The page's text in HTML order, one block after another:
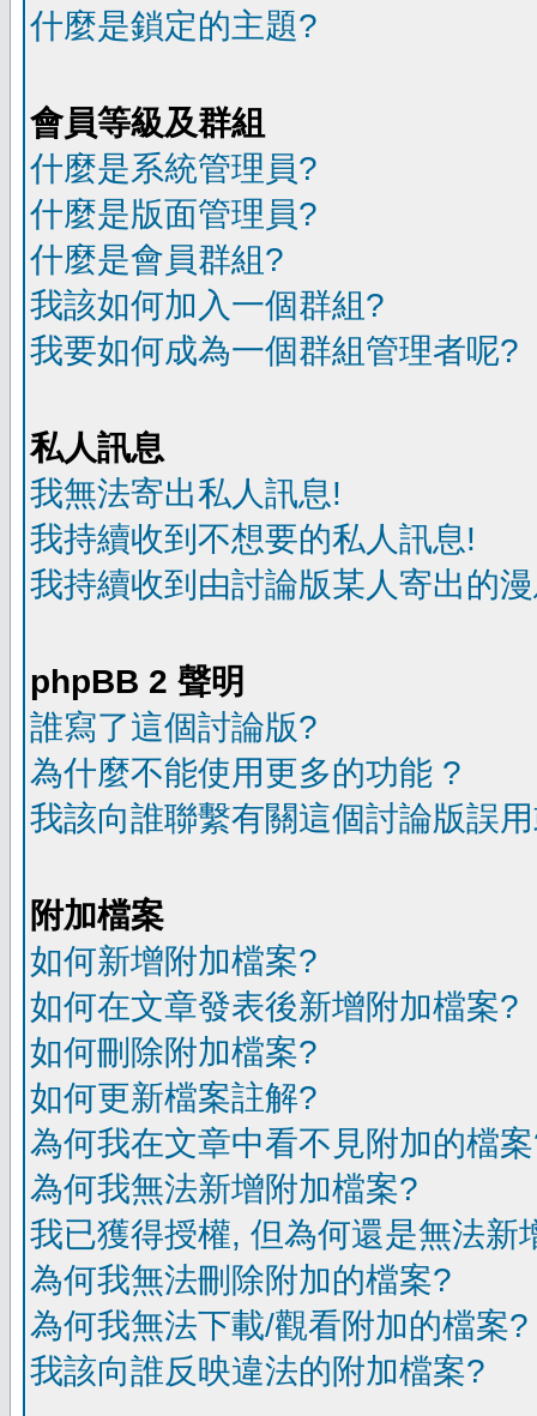
什麼是鎖定的主題?
會員等級及群組
什麼是系統管理員?
什麼是版面管理員?
什麼是會員群組?
我該如何加入一個群組?
我要如何成為一個群組管理者呢?
私人訊息
我無法寄出私人訊息!
我持續收到不想要的私人訊息!
我持續收到由討論版某人寄出的
phpBB 2 聲明
誰寫了這個討論版?
為什麼不能使用更多的功能 ?
我該向誰聯繫有關這個討論版誤
附加檔案
如何新增附加檔案?
如何在文章發表後新增附加檔案?
如何刪除附加檔案?
如何更新檔案註解?
為何我在文章中看不見附加的檔
為何我無法新增附加檔案?
我已獲得授權, 但為何還是無法新
為何我無法刪除附加的檔案?
為何我無法下載/觀看附加的檔案?
我該向誰反映違法的附加檔案?